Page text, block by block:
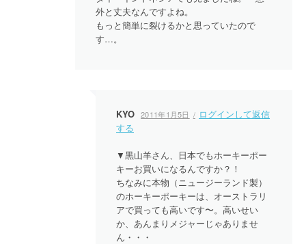
外と丈夫なんですよね。
もっと簡単に裂けるかと思っていたので
す…。
KYO 2011年1月5日
ログインして返信
する
▼黒山羊さん、日本でもホーキーポー
キーお買いになるんですか？！
ちなみに本物（ニュージーランド製）
のホーキーポーキーは、オーストラリ
アで買っても高いです〜。高いせい
か、あんまりメジャーじゃありませ
ん・・・